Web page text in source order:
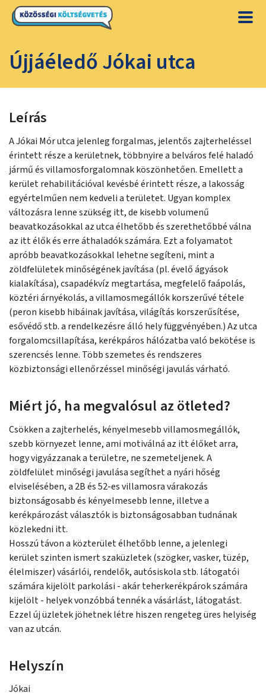
Újjáéledő Jókai utca
Leírás
A Jókai Mór utca jelenleg forgalmas, jelentős zajterheléssel
érintett része a kerületnek, többnyire a belváros felé haladó
jármű és villamosforgalomnak köszönhetően. Emellett a
kerület rehabilitációval kevésbé érintett része, a lakosság
egyértelműen nem kedveli a területet. Ugyan komplex
változásra lenne szükség itt, de kisebb volumenű
beavatkozásokkal az utca élhetőbb és szerethetőbbé válna
az itt élők és erre áthaladók számára. Ezt a folyamatot
apróbb beavatkozásokkal lehetne segíteni, mint a
zöldfelületek minőségének javítása (pl. évelő ágyások
kialakítása), csapadékvíz megtartása, megfelelő faápolás,
köztéri árnyékolás, a villamosmegállók korszerűvé tétele
(peron kisebb hibáinak javítása, világítás korszerűsítése,
esővédő stb. a rendelkezésre álló hely függvényében.) Az utca
forgalomcsillapítása, kerékpáros hálózatba való bekötése is
szerencsés lenne. Több szemetes és rendszeres
közbiztonsági ellenőrzéssel minőségi javulás várható.
Miért jó, ha megvalósul az ötleted?
Csökken a zajterhelés, kényelmesebb villamosmegállók,
szebb környezet lenne, ami motiválná az itt élőket arra,
hogy vigyázzanak a területre, ne szemeteljenek. A
zöldfelület minőségi javulása segíthet a nyári hőség
elviselésében, a 2B és 52-es villamosra várakozás
biztonságosabb és kényelmesebb lenne, illetve a
kerékpározást választók is biztonságosabban tudnának
közlekedni itt.
Hosszú távon a közterület élhetőbb lenne, a jelenlegi
kerület szinten ismert szaküzletek (szögker, vasker, tüzép,
élelmiszer) vásárlói, rendelők, autósiskola stb. látogatói
számára kijelölt parkolási - akár teherkerékpárok számára
kijelölt - helyek vonzóbbá tennék a vásárlást, látogatást.
Ezzel új üzletek jöhetnek létre hiszen rengeteg üres helyiség
van az utcán.
Helyszín
Jókai